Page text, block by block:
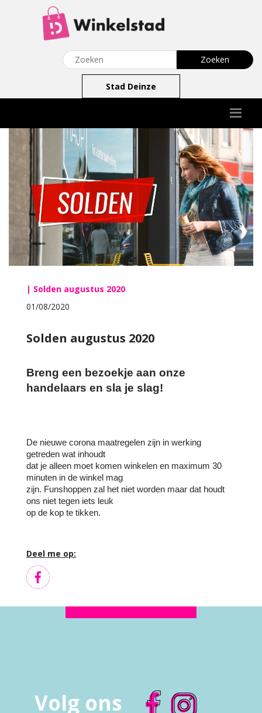
Stad Deinze
| Solden augustus 2020
01/08/2020
Solden augustus 2020
Breng een bezoekje aan onze
handelaars en sla je slag!
De nieuwe corona maatregelen zijn in werking
getreden wat inhoudt
dat je alleen moet komen winkelen en maximum 30
minuten in de winkel mag
zijn. Funshoppen zal het niet worden maar dat houdt
ons niet tegen iets leuk
op de kop te tikken.
Deel me op:
Volg ons